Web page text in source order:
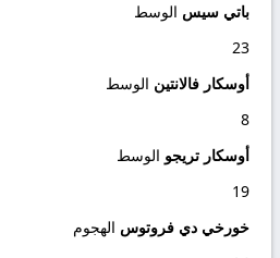
باتي سيس الوسط
23
أوسكار فالانتين الوسط
8
أوسكار تريجو الوسط
19
خورخي دي فروتوس الهجوم